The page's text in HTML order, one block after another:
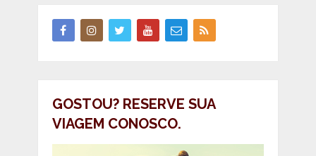
GOSTOU? RESERVE SUA
VIAGEM CONOSCO.